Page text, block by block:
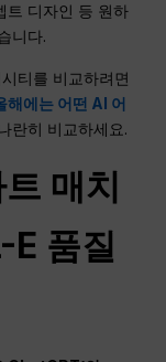
트 디자인 등 원하
니다.
티를 비교하려면
해에는 어떤 AI 어
란히 비교하세요.
매치
E 품질